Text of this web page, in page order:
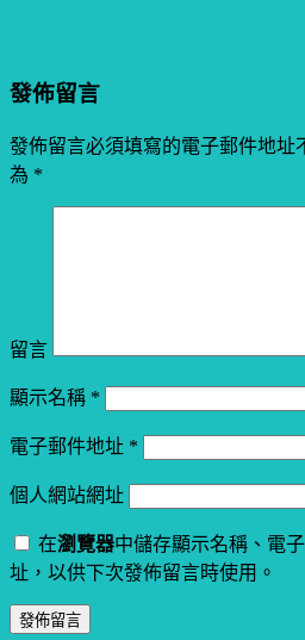
發佈留言
發佈留言必須填寫的電子郵件地址
為 *
留言
顯示名稱 *
電子郵件地址 *
個人網站網址
在瀏覽器中儲存顯示名稱、電
址，以供下次發佈留言時使用。